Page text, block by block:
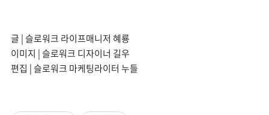
글 | 슬로워크 라이프매니저 혜룡
이미지 | 슬로워크 디자이너 길우
편집 | 슬로워크 마케팅라이터 누들